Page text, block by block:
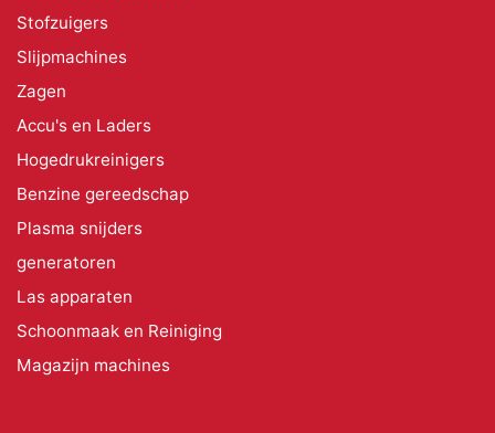
Stofzuigers
Slijpmachines
Zagen
Accu's en Laders
Hogedrukreinigers
Benzine gereedschap
Plasma snijders
generatoren
Las apparaten
Schoonmaak en Reiniging
Magazijn machines